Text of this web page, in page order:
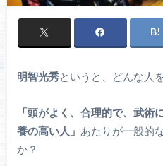
明智光秀というと、どんな人
「頭がよく、合理的で、武術
養の高い人」 あたりが一般的
か？